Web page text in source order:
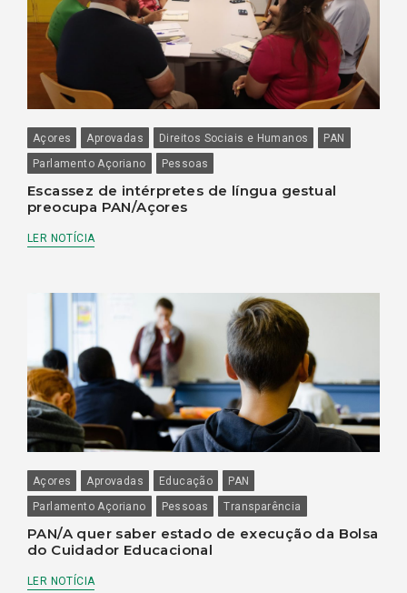
Açores Aprovadas Direitos Sociais e Humanos
PAN
Parlamento Açoriano
Pessoas
Escassez de intérpretes de língua gestual
preocupa PAN/Açores
LER NOTÍCIA
Açores Aprovadas Educação
PAN
Parlamento Açoriano
Pessoas Transparência
PAN/A quer saber estado de execução da Bolsa
do Cuidador Educacional
LER NOTÍCIA